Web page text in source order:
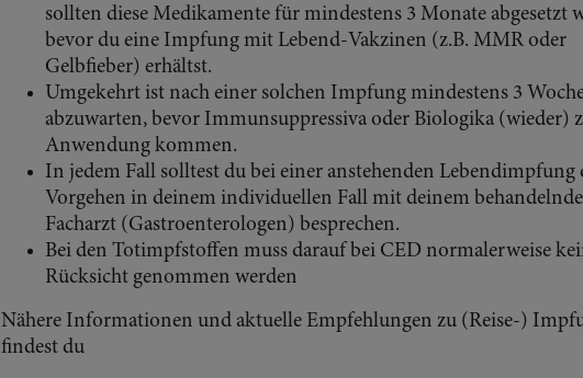
sollten diese Medikamente für mindestens 3 Monate abgesetzt
bevor du eine Impfung mit Lebend-Vakzinen (z.B. MMR oder
Gelbfieber) erhältst.
Umgekehrt ist nach einer solchen Impfung mindestens 3
abzuwarten, bevor Immunsuppressiva oder Biologika (wieder)
Anwendung kommen.
In jedem Fall solltest du bei einer anstehenden Lebendimpfung
Vorgehen in deinem individuellen Fall mit deinem
Facharzt (Gastroenterologen) besprechen.
Bei den Totimpfstoffen muss darauf bei CED normalerweise
Rücksicht genommen werden
Nähere Informationen und aktuelle Empfehlungen zu (Reise-)
findest du